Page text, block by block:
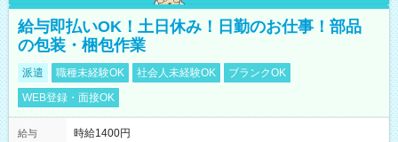
給与即払いOK！土日休み！日勤のお仕事！部品
の包装・梱包作業
派遣 職種未経験OK 社会人未経験OK
ブランクOK
WEB登録・面接OK
給与
時給1400円